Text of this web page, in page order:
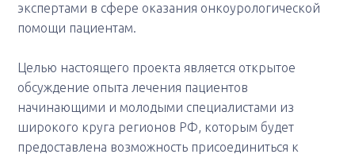
экспертами в сфере оказания онкоурологической
помощи пациентам.
Целью настоящего проекта является открытое
обсуждение опыта лечения пациентов
начинающими и молодыми специалистами из
широкого круга регионов РФ, которым будет
предоставлена возможность присоединиться к